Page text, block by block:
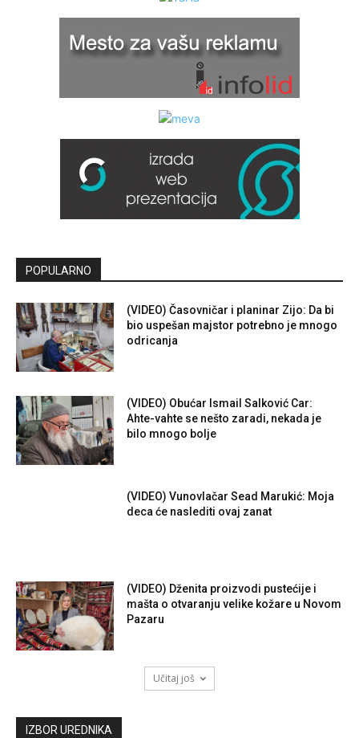
POPULARNO
(VIDEO) Časovničar i planinar Zijo: Da bi
bio uspešan majstor potrebno je mnogo
odricanja
(VIDEO) Obućar Ismail Salković Car:
Ahte-vahte se nešto zaradi, nekada je
bilo mnogo bolje
(VIDEO) Vunovlačar Sead Marukić: Moja
deca će naslediti ovaj zanat
(VIDEO) Dženita proizvodi pustećije i
mašta o otvaranju velike kožare u Novom
Pazaru
Učitaj još
IZBOR UREDNIKA